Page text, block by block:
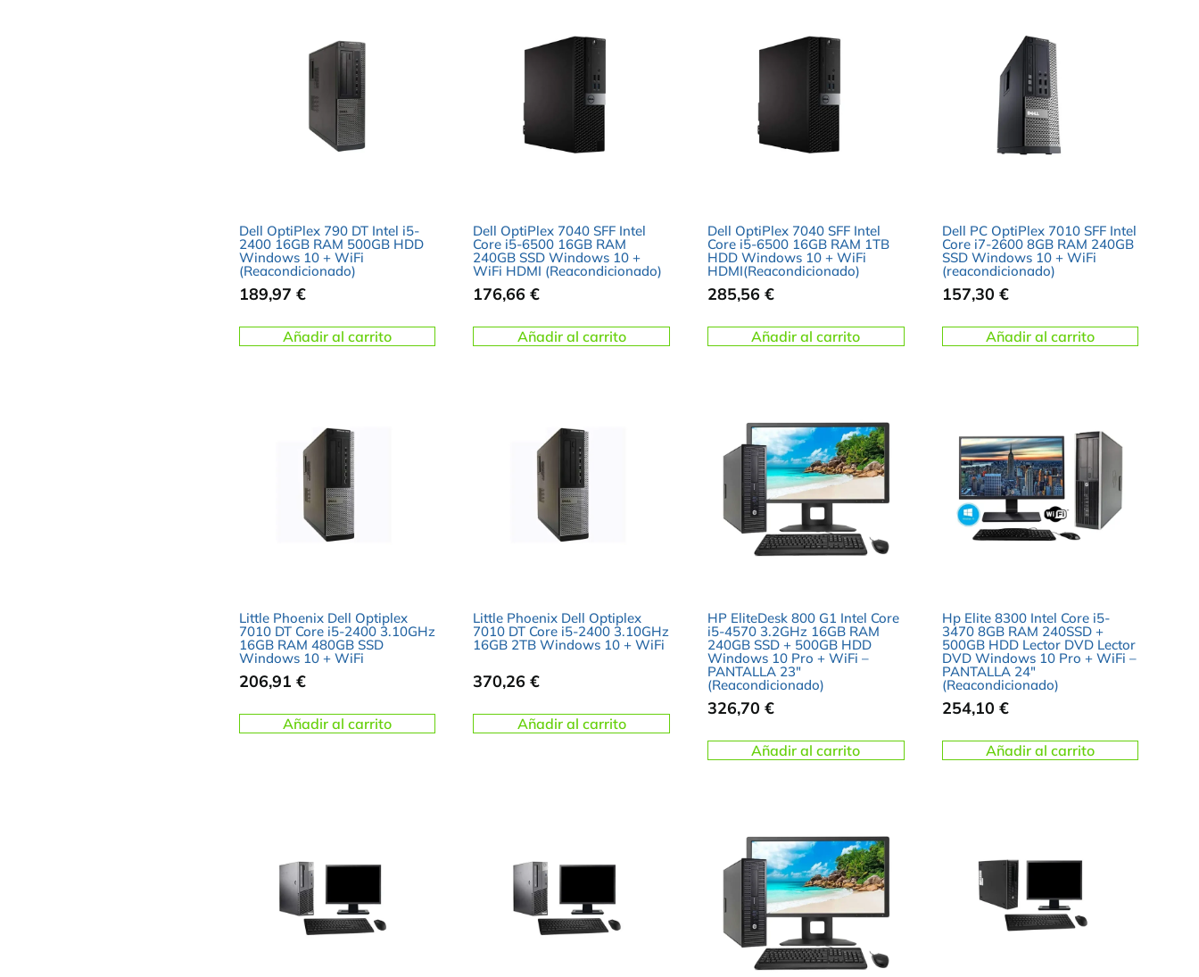
Dell OptiPlex 790 DT Intel i5-
2400 16GB RAM 500GB HDD
Windows 10 + WiFi
(Reacondicionado)
189,97 €
Añadir al carrito
Dell OptiPlex 7040 SFF Intel
Core i5-6500 16GB RAM
240GB SSD Windows 10 +
WiFi HDMI (Reacondicionado)
176,66€
Añadir al carrito
Dell OptiPlex 7040 SFF Intel
Core i5-6500 16GB RAM 1TB
HDD Windows 10 + WiFi
HDMI(Reacondicionado)
285,56€
Añadir al carrito
Dell PC OptiPlex 7010 SFF Intel
Core i7-2600 8GB RAM 240GB
SSD Windows 10 + WiFi
(reacondicionado)
157,30 €
Añadir al carrito
Little Phoenix Dell Optiplex
7010 DT Core i5-2400 3.10GHz
16GB RAM 480GB SSD
Windows 10 + WiFi
206,91 €
Añadir al carrito
Little Phoenix Dell Optiplex
7010 DT Core i5-2400 3.10GHz
16GB 2TB Windows 10 + WiFi
370,26€
Añadir al carrito
HP EliteDesk 800 G1 Intel Core
i5-4570 3.2GHz 16GB RAM
240GB SSD + 500GB HDD
Windows 10 Pro + WiFi –
PANTALLA 23″
(Reacondicionado)
326,70€
Añadir al carrito
Hp Elite 8300 Intel Core i5-
3470 8GB RAM 240SSD +
500GB HDD Lector DVD Lector
DVD Windows 10 Pro + WiFi –
PANTALLA 24″
(Reacondicionado)
254,10 €
Añadir al carrito